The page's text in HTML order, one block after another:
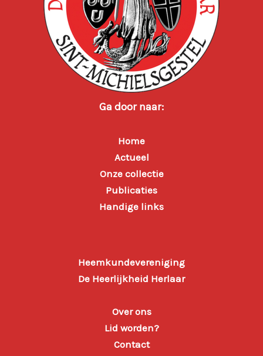
Ga door naar:
Home
Actueel
Onze collectie
Publicaties
Handige links
Heemkundevereniging
De Heerlijkheid Herlaar
Over ons
Lid worden?
Contact